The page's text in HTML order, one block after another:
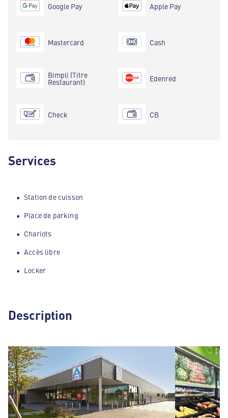
Google Pay
Mastercard
Bimpli (Titre
Restaurant)
Check
Apple Pay
Cash
Edenred
CB
Services
Station de cuisson
Place de parking
Chariots
Accès libre
Locker
Description